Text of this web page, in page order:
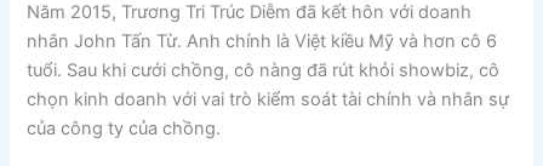
Năm 2015, Trương Tri Trúc Diễm đã kết hôn với doanh
nhân John Tấn Từ. Anh chính là Việt kiều Mỹ và hơn cô 6
tuổi. Sau khi cưới chồng, cô nàng đã rút khỏi showbiz, cô
chọn kinh doanh với vai trò kiểm soát tài chính và nhân sự
của công ty của chồng.